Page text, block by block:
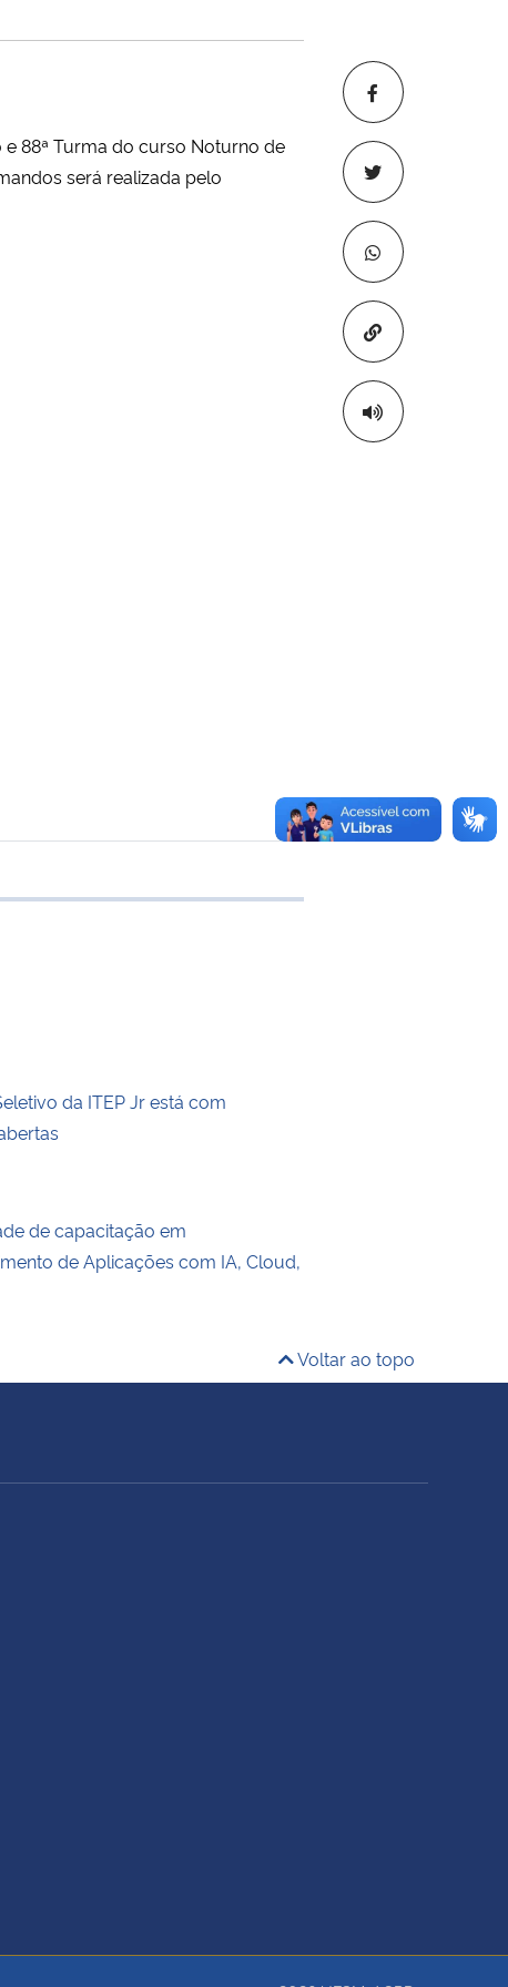
Copiar para
88ª Turma do curso Noturno de
será realizada pelo
transferência
da ITEP Jr está com
de capacitação em
de Aplicações com IA, Cloud,
Voltar ao topo